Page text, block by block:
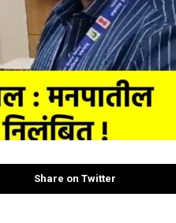
Share on Twitter